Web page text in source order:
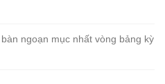
ngoạn mục nhất vòng bảng kỳ